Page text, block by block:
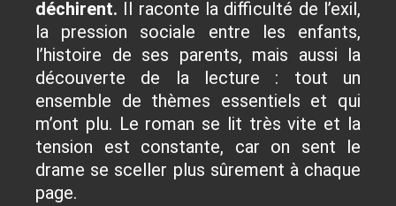
déchirent. Il raconte la difficulté de l’exil,
la pression sociale entre les enfants,
l’histoire de ses parents, mais aussi la
découverte de la lecture : tout un
ensemble de thèmes essentiels et qui
m’ont plu. Le roman se lit très vite et la
tension est constante, car on sent le
drame se sceller plus sûrement à chaque
page.